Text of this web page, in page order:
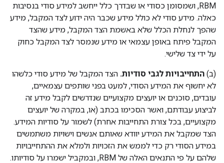
RBM, ושמסומן כסודי או שבדרך כלל ייחשב למידע סודי בנסיבות
כאלה. מידע סודי לא כולל מידע שכבר היה ידוע לצד המקבל, מידע
שהפך לנחלת הכלל שלא באשמת הצד המקבל, מידע שהצד
המקבל פיתח באופן עצמאי או מידע שנמסר לצד המקבל כחוק
על ידי צד שלישי.
‫(ב) התחייבויות לגבי סודיות. הצד המקבל של מידע סודי כלשהו
לא יחשוף את המידע הסודי, למעט בפני שותפים עצמאיים,
עובדים, סוכנים או יועצים מקצועיים שנדרשים לקבל מידע זה
לביצוע עבודתם, ואשר הסכימו בכתב (או, במקרה של יועצים
מקצועיים, בכל צורת התחייבות אחרת) לשמור על סודיות המידע.
הצד שמקבל את המידע יוודא שאותם אנשים וישויות משתמשים
במידע הסודי רק כדי לממש את הזכויות ולמלא את ההתחייבויות
שלהם על פי התנאים האלה של RBM, ובמקביל ישמרו על סודיותו.